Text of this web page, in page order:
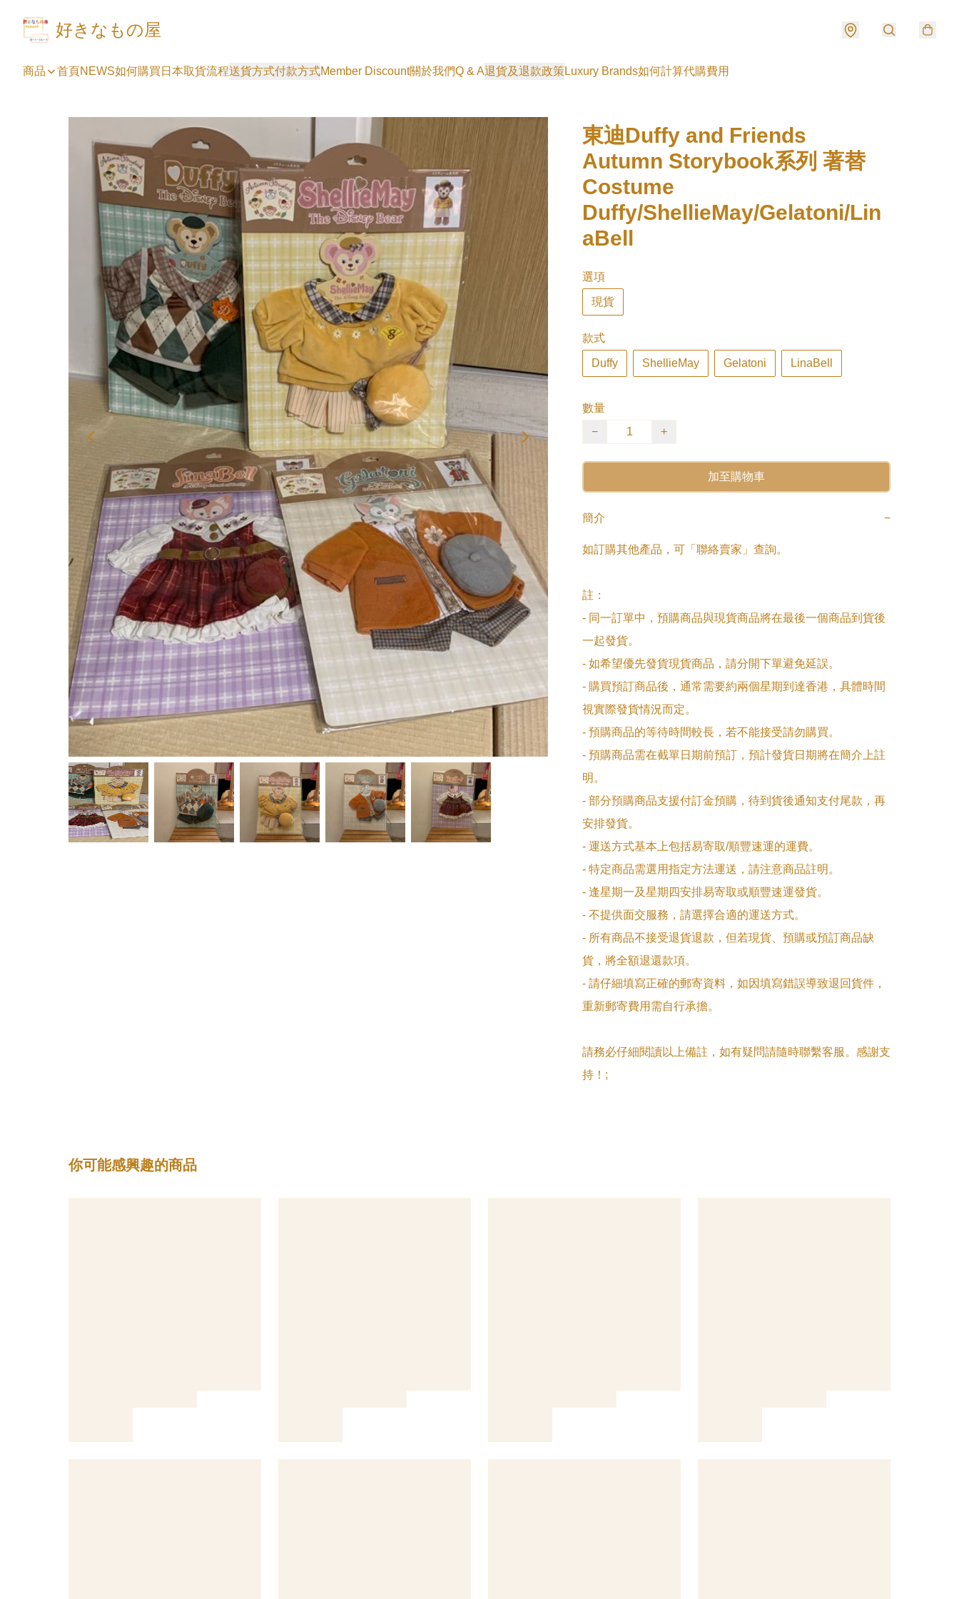
好きなもの屋
商品 首頁NEWS如何購買 日本取貨流程送貨方式付款方式Member Discount關於我們Q & A退貨及退款政策Luxury Brands如何計算代購費用
東迪Duffy and Friends
Autumn Storybook系列 著替
Costume
Duffy/ShellieMay/Gelatoni/Lin
aBell
選項
現貨
款式
Duffy ShellieMay Gelatoni LinaBell
數量
−
+
加至購物車
簡介 −
如訂購其他產品，可「聯絡賣家」查詢。
註：
- 同一訂單中，預購商品與現貨商品將在最後一個商品到貨後
一起發貨。
- 如希望優先發貨現貨商品，請分開下單避免延誤。
- 購買預訂商品後，通常需要約兩個星期到達香港，具體時間
視實際發貨情況而定。
- 預購商品的等待時間較長，若不能接受請勿購買。
- 預購商品需在截單日期前預訂，預計發貨日期將在簡介上註
明。
- 部分預購商品支援付訂金預購，待到貨後通知支付尾款，再
安排發貨。
- 運送方式基本上包括易寄取/順豐速運的運費。
- 特定商品需選用指定方法運送，請注意商品註明。
- 逢星期一及星期四安排易寄取或順豐速運發貨。
- 不提供面交服務，請選擇合適的運送方式。
- 所有商品不接受退貨退款，但若現貨、預購或預訂商品缺
貨，將全額退還款項。
- 請仔細填寫正確的郵寄資料，如因填寫錯誤導致退回貨件，
重新郵寄費用需自行承擔。
請務必仔細閱讀以上備註，如有疑問請隨時聯繫客服。感謝支
持！;
你可能感興趣的商品